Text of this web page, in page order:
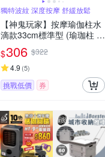
獨特波紋 深度按摩 舒緩放鬆
【神鬼玩家】按摩瑜伽柱水
滴款33cm標準型 (瑜珈柱 瑜
珈滾筒 瑜珈滾輪 瑜珈軸 按
摩滾筒外銷歐洲檢驗合格)
$306 $322
4.9 (5)
挑戰低價 券